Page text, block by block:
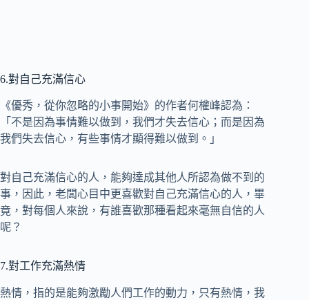
6.對自己充滿信心
《優秀，從你忽略的小事開始》的作者何權峰認為：
「不是因為事情難以做到，我們才失去信心；而是因為
我們失去信心，有些事情才顯得難以做到。」
對自己充滿信心的人，能夠達成其他人所認為做不到的
事，因此，老闆心目中更喜歡對自己充滿信心的人，畢
竟，對每個人來說，有誰喜歡那種看起來毫無自信的人
呢？
7.對工作充滿熱情
熱情，指的是能夠激勵人們工作的動力，只有熱情，我